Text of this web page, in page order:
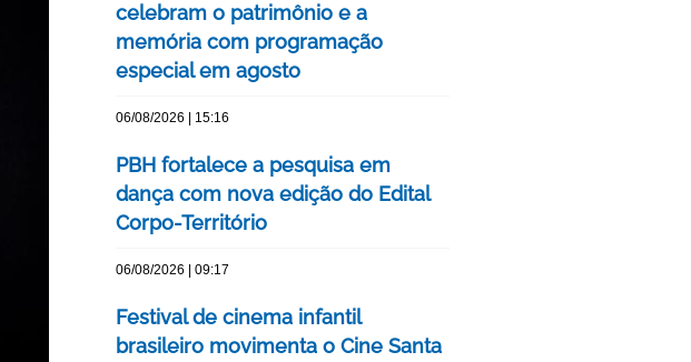
celebram o patrimônio e a
memória com programação
especial em agosto
06/08/2026 | 15:16
PBH fortalece a pesquisa em
dança com nova edição do Edital
Corpo-Território
06/08/2026 | 09:17
Festival de cinema infantil
brasileiro movimenta o Cine Santa